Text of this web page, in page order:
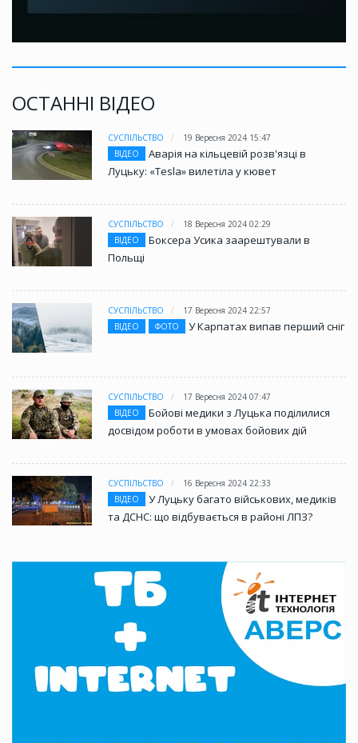
ОСТАННІ ВІДЕО
СУСПІЛЬСТВО
19 Вересня 2024 15:47
ВІДЕО
Аварія на кільцевій розв'язці в
Луцьку: «Tesla» вилетіла у кювет
СУСПІЛЬСТВО
18 Вересня 2024 02:29
ВІДЕО
Боксера Усика заарештували в
Польщі
СУСПІЛЬСТВО
17 Вересня 2024 22:57
ВІДЕО
ФОТО У Карпатах випав перший сніг
СУСПІЛЬСТВО
17 Вересня 2024 07:47
ВІДЕО
Бойові медики з Луцька поділилися
досвідом роботи в умовах бойових дій
СУСПІЛЬСТВО
16 Вересня 2024 22:33
ВІДЕО
У Луцьку багато військових, медиків
та ДСНС: що відбувається в районі ЛПЗ?